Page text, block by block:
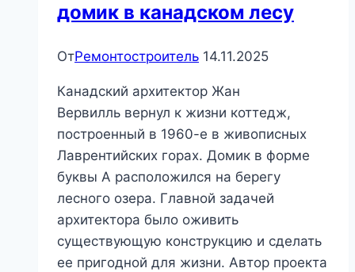
|
и
домик в канадском лесу
ОтРемонтостроитель 14.11.2025
Канадский архитектор Жан
Вервилль вернул к жизни коттедж,
построенный в 1960-е в живописных
Лаврентийских горах. Домик в форме
буквы A расположился на берегу
лесного озера. Главной задачей
архитектора было оживить
существующую конструкцию и сделать
ее пригодной для жизни. Автор проекта